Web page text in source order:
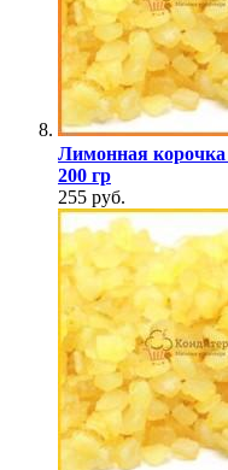
Лимонная
200 гр
255 руб.